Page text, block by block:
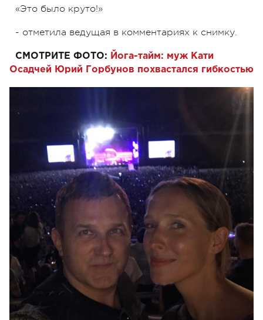
«Это было круто!»
- отметила ведущая в комментариях к снимку.
СМОТРИТЕ ФОТО: Йога-тайм: муж Кати
Осадчей Юрий Горбунов похвастался гибкостью